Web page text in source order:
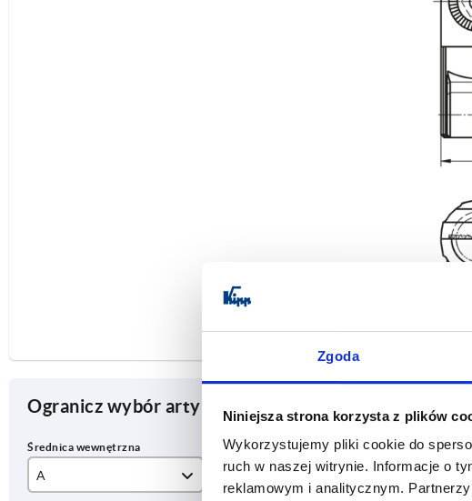
Zgoda
Niniejsza strona korzysta z plików
Wykorzystujemy pliki cookie do
ruch w naszej witrynie. Informacje o
reklamowym i analitycznym.
Ogranicz wybór artykułu
A D